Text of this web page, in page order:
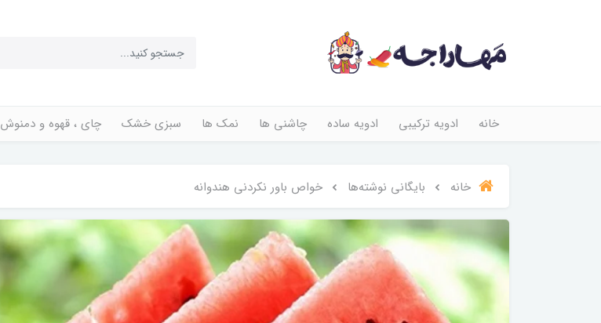
خانه ادویه ترکیبی ادویه ساده چاشنی ها نمک ها سبزی خشک چای ، قهوه و دمنوش
خانه بایگانی نوشته‌ها خواص باور نکردنی هندوانه